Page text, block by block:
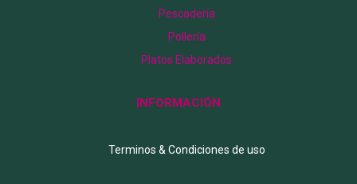
Pescadería
Pollería
Platos Elaborados
INFORMACIÓN
Terminos & Condiciones de uso